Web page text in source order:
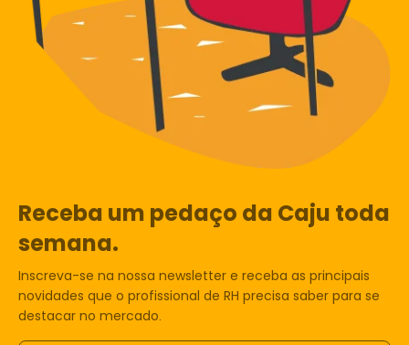
Receba um pedaço da Caju toda
semana.
Inscreva-se na nossa newsletter e receba as principais
novidades que o profissional de RH precisa saber para se
destacar no mercado.